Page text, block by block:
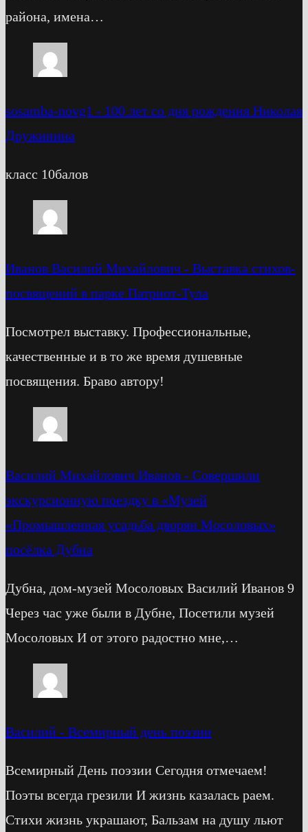
района, имена…
sosamba-novg1 - 100 лет со дня рождения Николая
Дружинина
класс 10балов
Иванов Василий Михайлович - Выставка стихов-
посвящений в парке Патриот-Тула
Посмотрел выставку. Профессиональные,
качественные и в то же время душевные
посвящения. Браво автору!
Василий Михайлович Иванов - Cовершили
экскурсионную поездку в «Музей
«Промышленная усадьба дворян Мосоловых»
посёлка Дубна
Дубна, дом-музей Мосоловых Василий Иванов 9
Через час уже были в Дубне, Посетили музей
Мосоловых И от этого радостно мне,…
Василий - Всемирный день поэзии
Всемирный День поэзии Сегодня отмечаем!
Поэты всегда грезили И жизнь казалась раем.
Стихи жизнь украшают, Бальзам на душу льют